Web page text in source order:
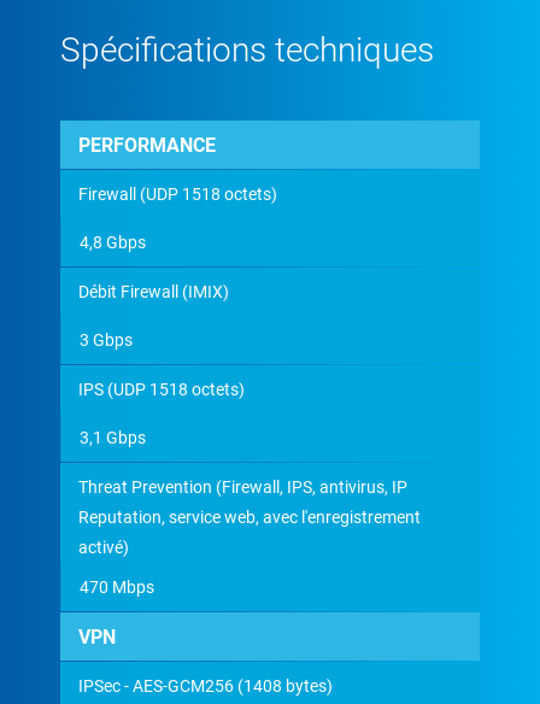
Spécifications techniques
PERFORMANCE
Firewall (UDP 1518 octets)
4,8 Gbps
Débit Firewall (IMIX)
3 Gbps
IPS (UDP 1518 octets)
3,1 Gbps
Threat Prevention (Firewall, IPS, antivirus, IP
Reputation, service web, avec l'enregistrement
activé)
470 Mbps
VPN
IPSec - AES-GCM256 (1408 bytes)